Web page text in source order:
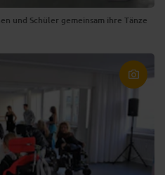
und Schüler gemeinsam ihre Tänze